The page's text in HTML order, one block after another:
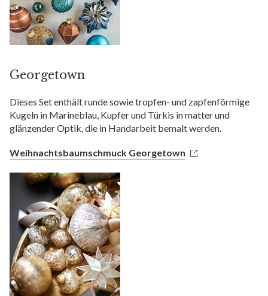
Georgetown
Dieses Set enthält runde sowie tropfen- und zapfenförmige
Kugeln in Marineblau, Kupfer und Türkis in matter und
glänzender Optik, die in Handarbeit bemalt werden.
Weihnachtsbaumschmuck Georgetown